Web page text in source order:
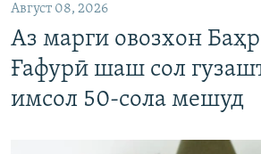
Август 08, 2026
Аз марги овозхон
Ғафурӣ шаш сол
имсол 50-сола мешуд